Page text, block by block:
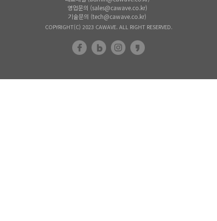
영업문의 (sales@cawave.co.kr)
기술문의 (tech@cawave.co.kr)
COPYRIGHT(C) 2023 CAWAVE. ALL RIGHT RESERVED.